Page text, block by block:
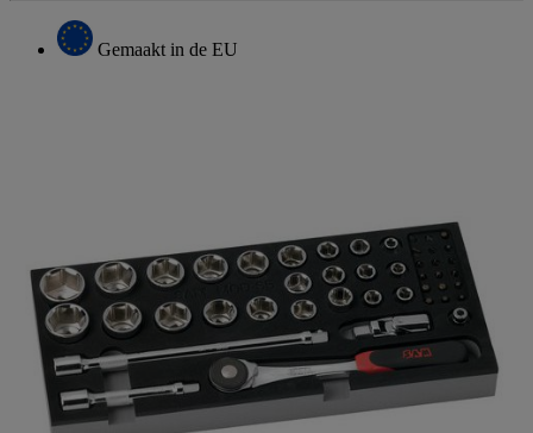
Gemaakt in de EU